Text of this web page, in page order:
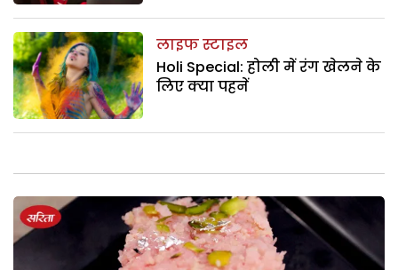
लाइफ स्टाइल
Holi Special: होली में रंग खेलने के
लिए क्या पहनें